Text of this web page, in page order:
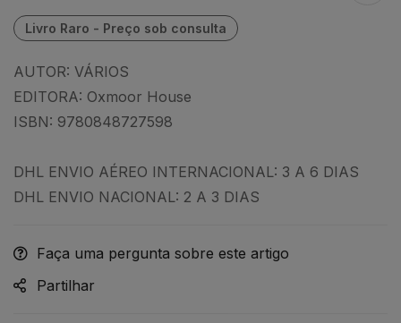
AUTOR: VÁRIOS
EDITORA: Oxmoor House
ISBN: 9780848727598
DHL ENVIO AÉREO INTERNACIONAL: 3 A 6 DIAS
DHL ENVIO NACIONAL: 2 A 3 DIAS
Faça uma pergunta sobre este artigo
Partilhar